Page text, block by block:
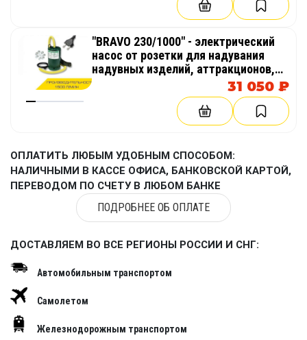
"BRAVO 230/1000" - электрический
насос от розетки для надувания
надувных изделий, аттракционов,
31 050 ₽
ОПЛАТИТЬ ЛЮБЫМ УДОБНЫМ СПОСОБОМ:
НАЛИЧНЫМИ В КАССЕ ОФИСА, БАНКОВСКОЙ КАРТОЙ,
ПЕРЕВОДОМ ПО СЧЕТУ В ЛЮБОМ БАНКЕ
ПОДРОБНЕЕ ОБ ОПЛАТЕ
ДОСТАВЛЯЕМ ВО ВСЕ РЕГИОНЫ РОССИИ И СНГ:
Автомобильным транспортом
Самолетом
Железнодорожным транспортом